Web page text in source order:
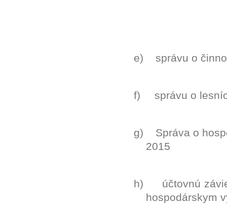
e) správu o
f) správu o
g)
Správa o
2015
h)
účtovnú
hospodárskym